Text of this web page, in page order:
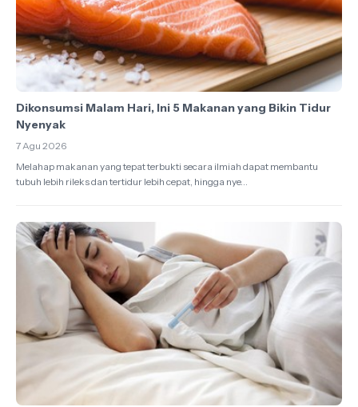
Dikonsumsi Malam Hari, Ini 5 Makanan yang Bikin Tidur
Nyenyak
7 Agu 2026
Melahap makanan yang tepat terbukti secara ilmiah dapat membantu
tubuh lebih rileks dan tertidur lebih cepat, hingga nye...